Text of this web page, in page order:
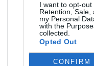
I want to opt-out
Retention, Sale,
my Personal
with the
collected.
Opted Out
CONFIRM